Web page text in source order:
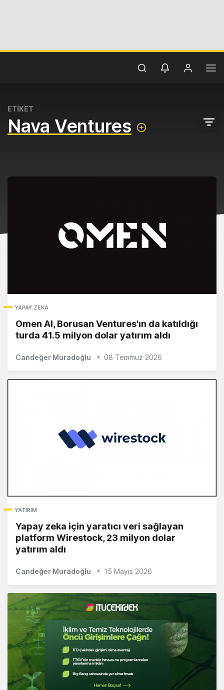
ETİKET
Nava Ventures
YAPAY ZEKA
Omen AI, Borusan Ventures'ın da katıldığı
turda 41.5 milyon dolar yatırım aldı
Candeğer Muradoğlu 08 Temmuz 2026
YATIRIM
Yapay zeka için yaratıcı veri sağlayan
platform Wirestock, 23 milyon dolar
yatırım aldı
Candeğer Muradoğlu 15 Mayıs 2026